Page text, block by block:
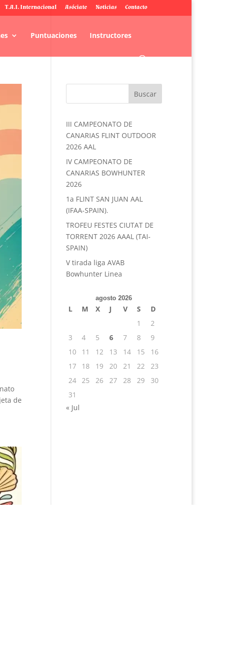
T.A.I. Internacional Asóciate Noticias Contacto
Puntuaciones Instructores
de
III CAMPEONATO DE
CANARIAS FLINT OUTDOOR
2026 AAL
IV CAMPEONATO DE
CANARIAS BOWHUNTER
2026
1a FLINT SAN JUAN AAL
(IFAA-SPAIN).
TROFEU FESTES CIUTAT DE
TORRENT 2026 AAAL (TAI-
SPAIN)
V tirada liga AVAB
Bowhunter Linea
agosto 2026
L M X J V S
D
1
2
3
4 5 6 7 8
9
10
11 12 13 14 15
16
17
18 19 20 21 22
23
24 25 26 27 28 29
30
31
« Jul